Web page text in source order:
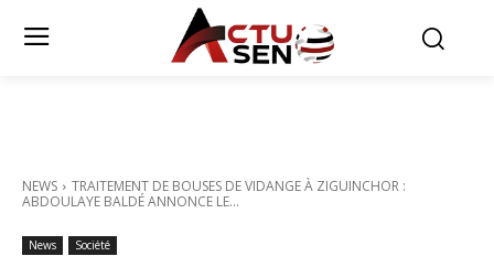
NEWS
TRAITEMENT DE BOUSES DE VIDANGE À ZIGUINCHOR :
ABDOULAYE BALDÉ ANNONCE LE...
News Société